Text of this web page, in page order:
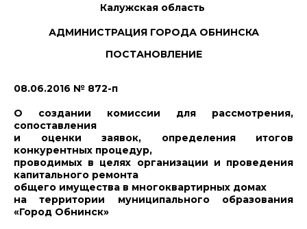
Калужская область
АДМИНИСТРАЦИЯ ГОРОДА ОБНИНСКА
ПОСТАНОВЛЕНИЕ
08.06.2016 № 872-п
О создании комиссии для рассмотрения,
сопоставления
и оценки заявок, определения итогов
конкурентных процедур,
проводимых в целях организации и проведения
капитального ремонта
общего имущества в многоквартирных домах
на территории муниципального образования
«Город Обнинск»